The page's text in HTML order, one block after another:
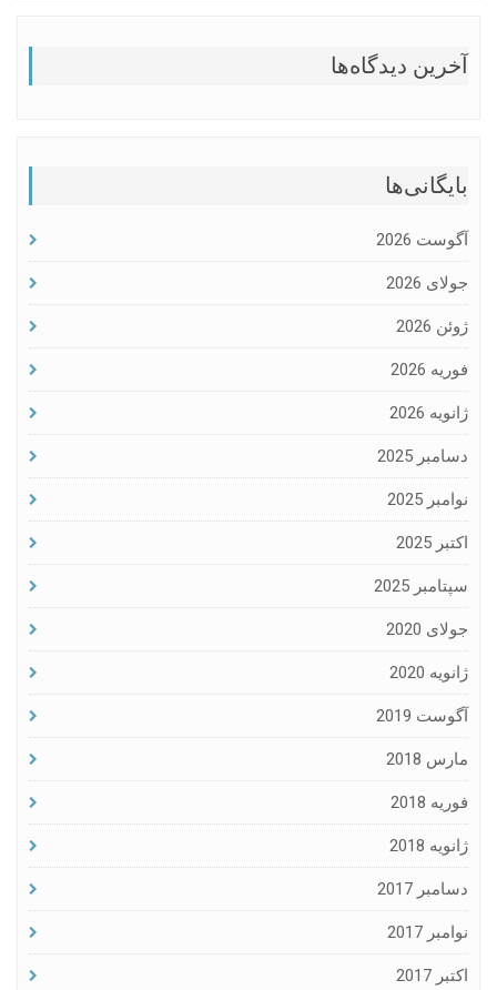
آخرین دیدگاه‌ها
بایگانی‌ها
آگوست 2026
جولای 2026
ژوئن 2026
فوریه 2026
ژانویه 2026
دسامبر 2025
نوامبر 2025
اکتبر 2025
سپتامبر 2025
جولای 2020
ژانویه 2020
آگوست 2019
مارس 2018
فوریه 2018
ژانویه 2018
دسامبر 2017
نوامبر 2017
اکتبر 2017